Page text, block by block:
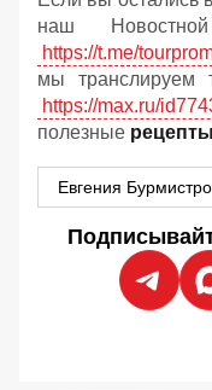
наш
https://t.me/
мы транслируем
https://max.ru/
полезные рецепты
Евгения